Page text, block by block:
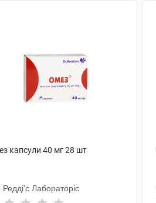
капсули 40 мг 28 шт
Редді'с Лабораторіс